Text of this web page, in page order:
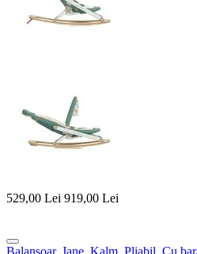
529,00 Lei 919,00 Lei